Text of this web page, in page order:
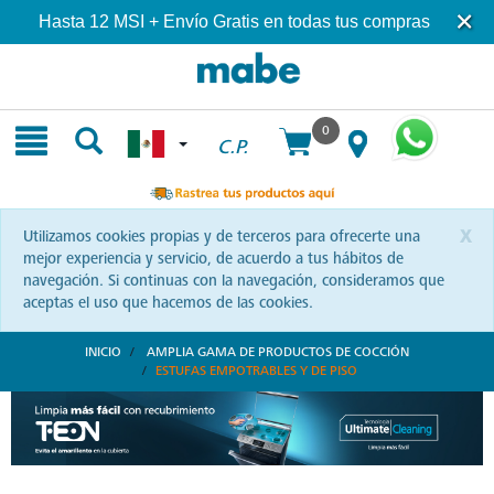
Hasta 12 MSI + Envío Gratis en todas tus compras
C.P.
0
x
Utilizamos cookies propias y de terceros para ofrecerte una
mejor experiencia y servicio, de acuerdo a tus hábitos de
navegación. Si continuas con la navegación, consideramos que
aceptas el uso que hacemos de las cookies.
INICIO
AMPLIA GAMA DE PRODUCTOS DE COCCIÓN
ESTUFAS EMPOTRABLES Y DE PISO